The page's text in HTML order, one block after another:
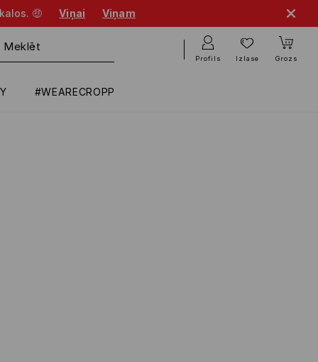
🤑 Viņai Viņam
#WEARECROPP
Profils Izlase Grozs